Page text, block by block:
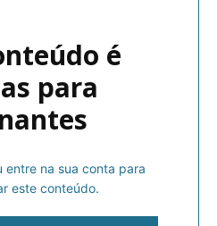
é
para
entre na sua conta para
este conteúdo.